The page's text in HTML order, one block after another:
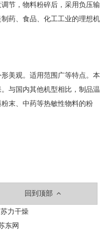
节，物料粉碎后，采用负压输
药、食品、化工工业的理想机
美观。适用范围广等特点。本
与国内其他机型相比，制品温
末、中药等热敏性物料的粉
回到顶部
力干燥
东网